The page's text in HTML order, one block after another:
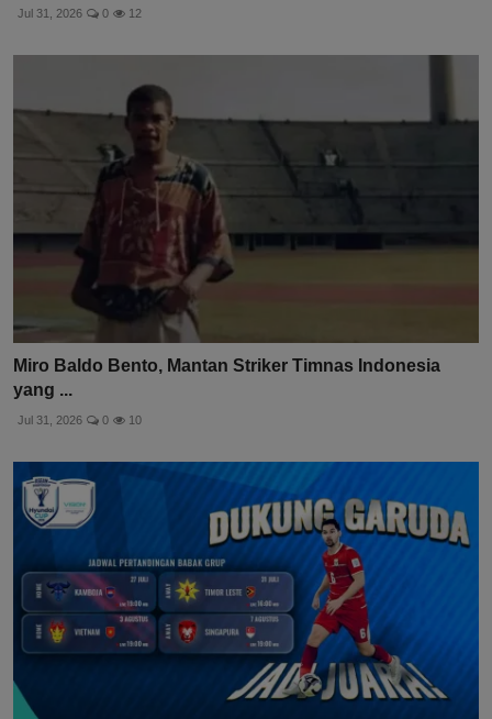
Jul 31, 2026 0 12
Miro Baldo Bento, Mantan Striker Timnas Indonesia
yang ...
Jul 31, 2026 0 10